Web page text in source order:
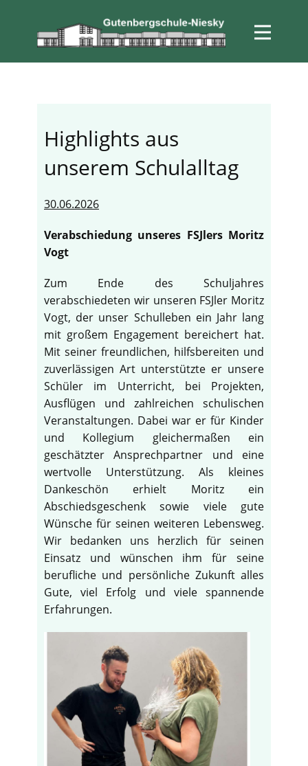
Highlights aus
unserem Schulalltag
30.06.2026
Verabschiedung unseres FSJlers Moritz
Vogt
Zum Ende des Schuljahres
verabschiedeten wir unseren FSJler Moritz
Vogt, der unser Schulleben ein Jahr lang
mit großem Engagement bereichert hat.
Mit seiner freundlichen, hilfsbereiten und
zuverlässigen Art unterstützte er unsere
Schüler im Unterricht, bei Projekten,
Ausflügen und zahlreichen schulischen
Veranstaltungen. Dabei war er für Kinder
und Kollegium gleichermaßen ein
geschätzter Ansprechpartner und eine
wertvolle Unterstützung. Als kleines
Dankeschön erhielt Moritz ein
Abschiedsgeschenk sowie viele gute
Wünsche für seinen weiteren Lebensweg.
Wir bedanken uns herzlich für seinen
Einsatz und wünschen ihm für seine
berufliche und persönliche Zukunft alles
Gute, viel Erfolg und viele spannende
Erfahrungen.